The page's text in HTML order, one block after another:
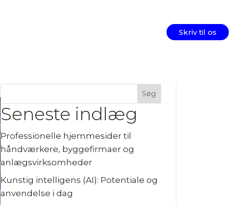
Skriv til os
Søg
Seneste indlæg
Professionelle hjemmesider til
håndværkere, byggefirmaer og
anlægsvirksomheder
Kunstig intelligens (AI): Potentiale og
anvendelse i dag